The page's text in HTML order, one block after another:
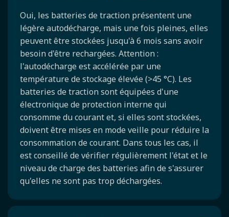
Oui, les batteries de traction présentent une
légère autodécharge, mais une fois pleines, elles
peuvent être stockées jusqu'à 6 mois sans avoir
besoin d'être rechargées. Attention :
l'autodécharge est accélérée par une
température de stockage élevée (>45 °C). Les
batteries de traction sont équipées d'une
électronique de protection interne qui
consomme du courant et, si elles sont stockées,
doivent être mises en mode veille pour réduire la
consommation de courant. Dans tous les cas, il
est conseillé de vérifier régulièrement l'état et le
niveau de charge des batteries afin de s'assurer
qu'elles ne sont pas trop déchargées.